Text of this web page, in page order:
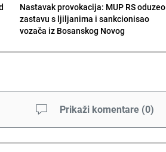
Nastavak provokacija: MUP RS oduzeo
zastavu s ljiljanima i sankcionisao
vozača iz Bosanskog Novog
Prikaži komentare (0)